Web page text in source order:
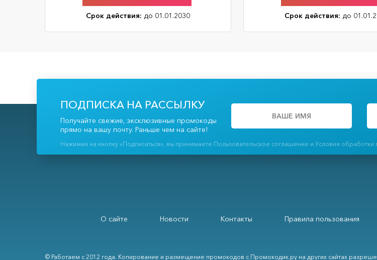
Срок действия: до 01.01.2030 Срок действия: до
ПОДПИСКА НА РАССЫЛКУ
Получайте свежие, эксклюзивные промокоды
прямо на вашу почту. Раньше чем на сайте!
Нажимая на кнопку «Подписаться», вы принимаете Пользовательское соглашение и Условия обработки
О сайте Новости Контакты Правила пользования
© Работаем с 2012 года. Копирование и размещение промокодов с Промокодик.ру на других сайтах